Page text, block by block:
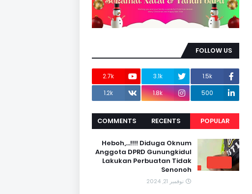
FOLLOW US
1.5k
3.1k
2.7k
500
1.8k
1.2k
POPULAR
RECENTS
COMMENTS
Heboh,...!!!! Diduga Oknum
Anggota DPRD Gunungkidul
Lakukan Perbuatan Tidak
Senonoh
نوفمبر 21, 2024